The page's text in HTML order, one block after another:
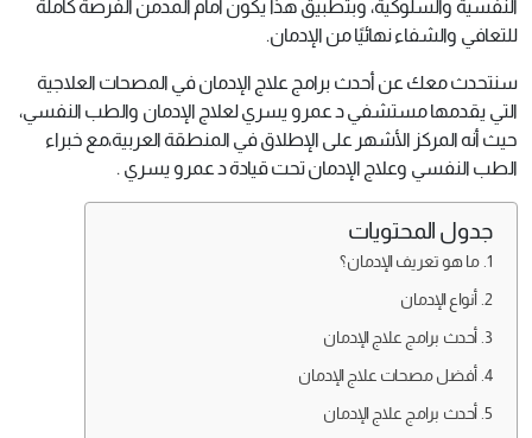
النفسية والسلوكية، وبتطبيق هذا يكون أمام المدمن الفرصة كاملة
للتعافي والشفاء نهائيًا من الإدمان.
سنتحدث معك عن أحدث برامج علاج الإدمان في المصحات العلاجية
التي يقدمها مستشفي د عمرو يسري لعلاج الإدمان والطب النفسي،
حيث أنه المركز الأشهر على الإطلاق في المنطقة العربية،مع خبراء
الطب النفسي وعلاج الإدمان تحت قيادة د عمرو يسري .
جدول المحتويات
ما هو تعريف الإدمان؟
أنواع الإدمان
أحدث برامج علاج الإدمان
أفضل مصحات علاج الإدمان
أحدث برامج علاج الإدمان